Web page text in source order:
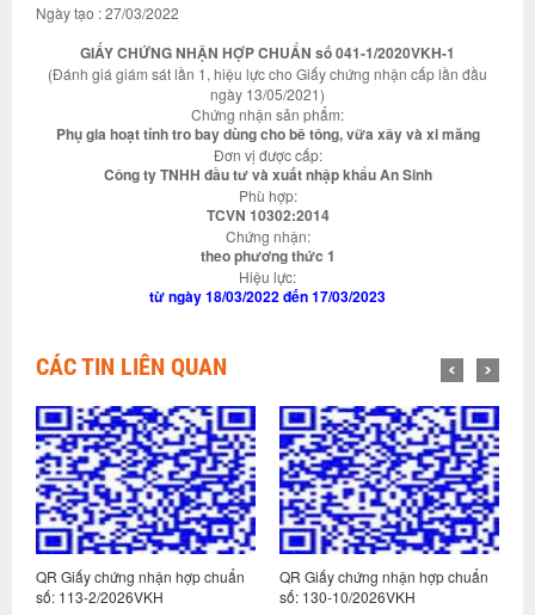
Ngày tạo : 27/03/2022
GIẤY CHỨNG NHẬN HỢP CHUẨN số 041-1/2020VKH-1
(Đánh giá giám sát lần 1, hiệu lực cho Giấy chứng nhận cấp lần đầu
ngày 13/05/2021)
Chứng nhận sản phẩm:
Phụ gia hoạt tính tro bay dùng cho bê tông, vữa xây và xi măng
Đơn vị được cấp:
Công ty TNHH đầu tư và xuất nhập khẩu An Sinh
Phù hợp:
TCVN 10302:2014
Chứng nhận:
theo phương thức 1
Hiệu lực:
từ ngày 18/03/2022 đến 17/03/2023
CÁC TIN LIÊN QUAN
QR Giấy chứng nhận hợp chuẩn
số: 113-2/2026VKH
QR Giấy chứng nhận hợp chuẩn
số: 130-10/2026VKH